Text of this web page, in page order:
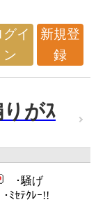
グイ
ン
新規登
録
がｽ
･騒げ
ﾐｾﾃｸﾚｰ!!